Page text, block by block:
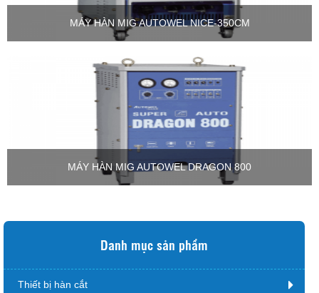
MÁY HÀN MIG AUTOWEL NICE-350CM
MÁY HÀN MIG AUTOWEL DRAGON 800
Danh mục sản phẩm
Thiết bị hàn cắt